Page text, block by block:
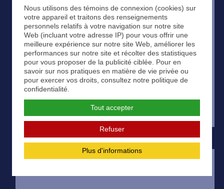
Nous utilisons des témoins de connexion (cookies) sur
votre appareil et traitons des renseignements
personnels relatifs à votre navigation sur notre site
Web (incluant votre adresse IP) pour vous offrir une
meilleure expérience sur notre site Web, améliorer les
performances sur notre site et récolter des statistiques
pour vous proposer de la publicité ciblée. Pour en
savoir sur nos pratiques en matière de vie privée ou
pour exercer vos droits, consultez notre politique de
confidentialité.
Tout accepter
Refuser
Plus d'informations